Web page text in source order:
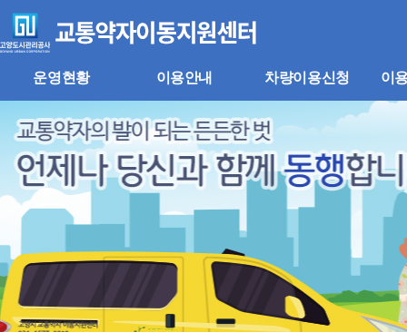
뉴
바
기
바
로
운영현황 이용안내 차량이용신청 이